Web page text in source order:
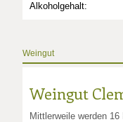
Alkoholgehalt:
Weingut
Weingut
Mittlerweile werden